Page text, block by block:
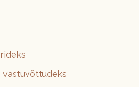
vastuvõttudeks